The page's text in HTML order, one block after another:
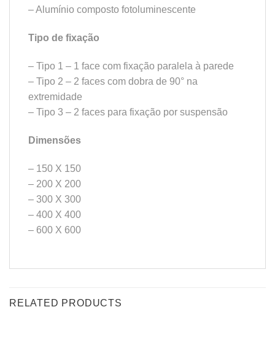
– Alumínio composto fotoluminescente
Tipo de fixação
– Tipo 1 – 1 face com fixação paralela à parede
– Tipo 2 – 2 faces com dobra de 90° na
extremidade
– Tipo 3 – 2 faces para fixação por suspensão
Dimensões
– 150 X 150
– 200 X 200
– 300 X 300
– 400 X 400
– 600 X 600
RELATED PRODUCTS